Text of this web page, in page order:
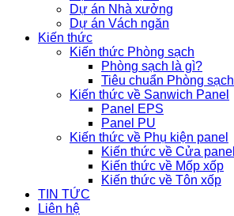
Dự án Nhà xưởng
Dự án Vách ngăn
Kiến thức
Kiến thức Phòng sạch
Phòng sạch là gì?
Tiêu chuẩn Phòng sạch
Kiến thức về Sanwich Panel
Panel EPS
Panel PU
Kiến thức về Phụ kiện panel
Kiến thức về Cửa panel
Kiến thức về Mốp xốp
Kiến thức về Tôn xốp
TIN TỨC
Liên hệ